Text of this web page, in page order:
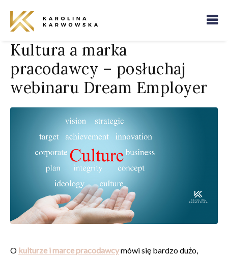
Kultura a marka
pracodawcy – posłuchaj
webinaru Dream Employer
O kulturze i marce pracodawcymówi się bardzo dużo,